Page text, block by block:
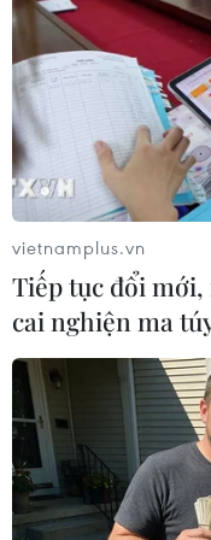
điện, hai em
30/01/2019 06:36
Ngày 30/1, gần vòng
Ninh, một xe cẩu
ngang qua đường,
cây xanh và trụ đèn
vietnamplus.vn
Tiếp tục đổi mới,
cai nghiện ma